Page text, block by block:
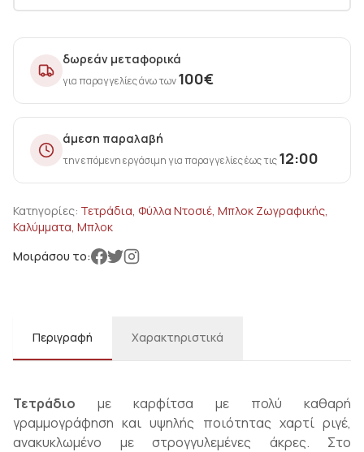
δωρεάν μεταφορικά
για παραγγελίες άνω των100€
άμεση παραλαβή
την επόμενη εργάσιμη για παραγγελίες έως τις12:00
Κατηγορίες: Τετράδια, Φύλλα Ντοσιέ, Μπλοκ Ζωγραφικής,
Καλύμματα, Μπλοκ
Μοιράσου το:
Περιγραφή Χαρακτηριστικά
Τετράδιο με καρφίτσα με πολύ καθαρή
γραμμογράφηση και υψηλής ποιότητας χαρτί ριγέ,
ανακυκλωμένο με στρογγυλεμένες άκρες. Στο